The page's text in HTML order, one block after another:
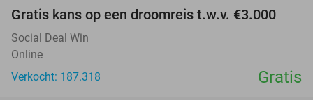
Gratis kans op een droomreis t.w.v. €3.000
Social Deal Win
Online
Verkocht: 187.318
Gratis